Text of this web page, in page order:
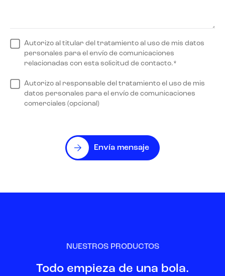
Autorizo al titular del tratamiento al uso de mis datos
personales para el envío de comunicaciones
relacionadas con esta solicitud de contacto.*
Autorizo al responsable del tratamiento el uso de mis
datos personales para el envío de comunicaciones
comerciales (opcional)
Envía mensaje
NUESTROS PRODUCTOS
Todo empieza de una bola.